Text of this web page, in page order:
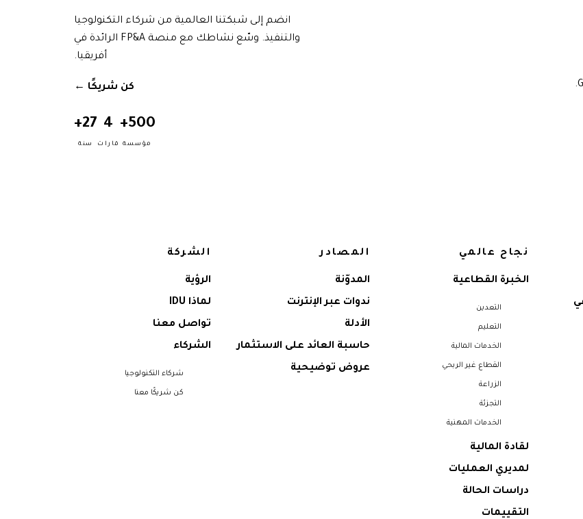
والتقارير منذ عام 1997. معترف بها من Gartner. رائدة على G2.
انضم إلى شبكتنا العالمية من شركاء التكنولوجيا
والتنفيذ. وسّع نشاطك مع منصة FP&A الرائدة في
أفريقيا.
كن شريكًا →
500+
مؤسسة
4
قارات
27+
سنة
نجاح عالمي
الخبرة القطاعية
التعدين
التعليم
الخدمات المالية
القطاع غير الربحي
الزراعة
التجزئة
الخدمات المهنية
لقادة المالية
لمديري العمليات
دراسات الحالة
التقييمات
المصادر
المدوّنة
ندوات عبر الإنترنت
الأدلة
حاسبة العائد على الاستثمار
عروض توضيحية
الشركة
الرؤية
لماذا IDU
تواصل معنا
الشركاء
شركاء التكنولوجيا
كن شريكًا معنا